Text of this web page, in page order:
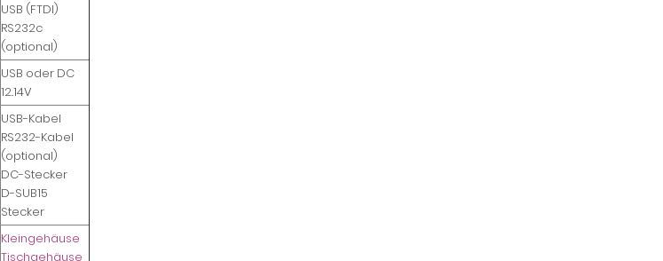
USB (FTDI)
RS232c
(optional)
USB oder DC
12..14V
USB-Kabel
RS232-Kabel
(optional)
DC-Stecker
D-SUB15
Stecker
Kleingehäuse
Tischgehäuse